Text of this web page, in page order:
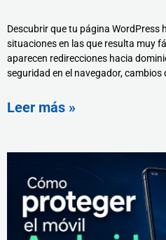
Descubrir que tu página WordPress
situaciones en las que resulta muy
aparecen redirecciones hacia
seguridad en el navegador, cambios
Leer más »